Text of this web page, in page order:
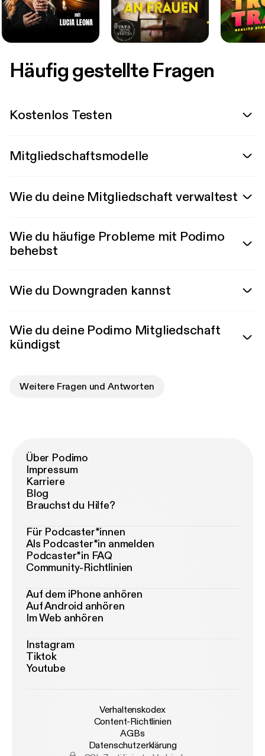
Häufig gestellte Fragen
Kostenlos Testen
Mitgliedschaftsmodelle
Wie du deine Mitgliedschaft verwaltest
Wie du häufige Probleme mit Podimo
behebst
Wie du Downgraden kannst
Wie du deine Podimo Mitgliedschaft
kündigst
Weitere Fragen und Antworten
Über Podimo
Impressum
Karriere
Blog
Brauchst du Hilfe?
Für Podcaster*innen
Als Podcaster*in anmelden
Podcaster*in FAQ
Community-Richtlinien
Auf dem iPhone anhören
Auf Android anhören
Im Web anhören
Instagram
Tiktok
Youtube
Verhaltenskodex
Content-Richtlinien
AGBs
Datenschutzerklärung